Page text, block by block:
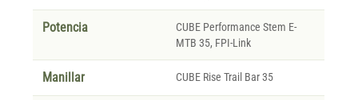
Potencia
CUBE Performance Stem E-
MTB 35, FPI-Link
Manillar CUBE Rise Trail Bar 35